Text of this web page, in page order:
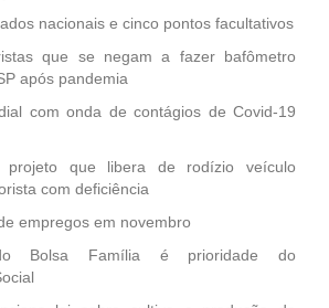
nacionais e cinco pontos facultativos
que se negam a fazer bafômetro
após pandemia
com onda de contágios de Covid-19
projeto que libera de rodízio veículo
com deficiência
empregos em novembro
do Bolsa Família é prioridade do